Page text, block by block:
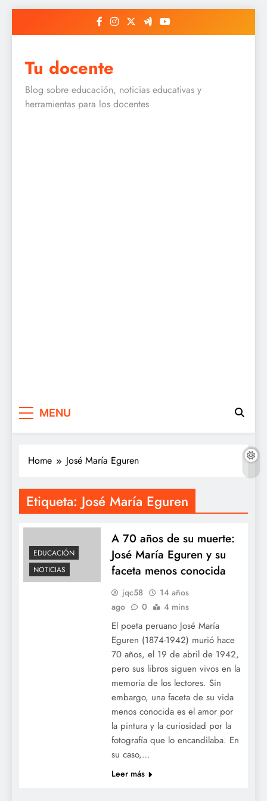
Tu docente
Blog sobre educación, noticias educativas y
herramientas para los docentes
MENU
Home José María Eguren
Etiqueta: José María Eguren
EDUCACIÓN
NOTICIAS
A 70 años de su muerte:
José María Eguren y su
faceta menos conocida
jqc58
14 años
ago
0 4 mins
El poeta peruano José María
Eguren (1874-1942) murió hace
70 años, el 19 de abril de 1942,
pero sus libros siguen vivos en la
memoria de los lectores. Sin
embargo, una faceta de su vida
menos conocida es el amor por
la pintura y la curiosidad por la
fotografía que lo encandilaba. En
su caso,…
Leer más